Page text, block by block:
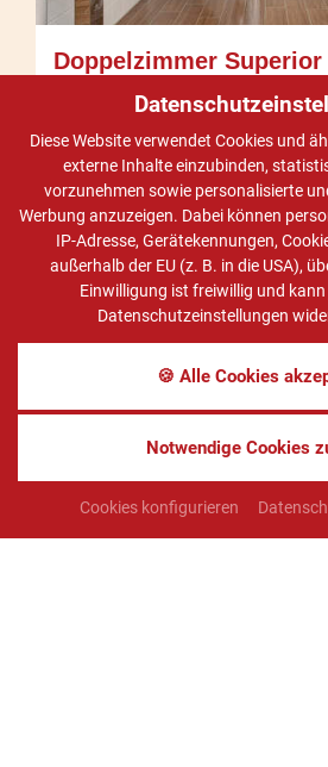
Diese Website verwendet Cookies und
externe Inhalte einzubinden,
vorzunehmen sowie personalisierte
Werbung anzuzeigen. Dabei können
IP-Adresse, Gerätekennungen,
außerhalb der EU (z. B. in die USA),
Einwilligung ist freiwillig und
Datenschutzeinstellungen
🍪 Alle Cookies
Notwendige Cookies
Cookies konfigurieren
Doppelzimmer Superior
behindertengerecht
3 Personen
Ausstattung anzeigen
ANFRAGEN
Halbpension
2 Übernachtungen